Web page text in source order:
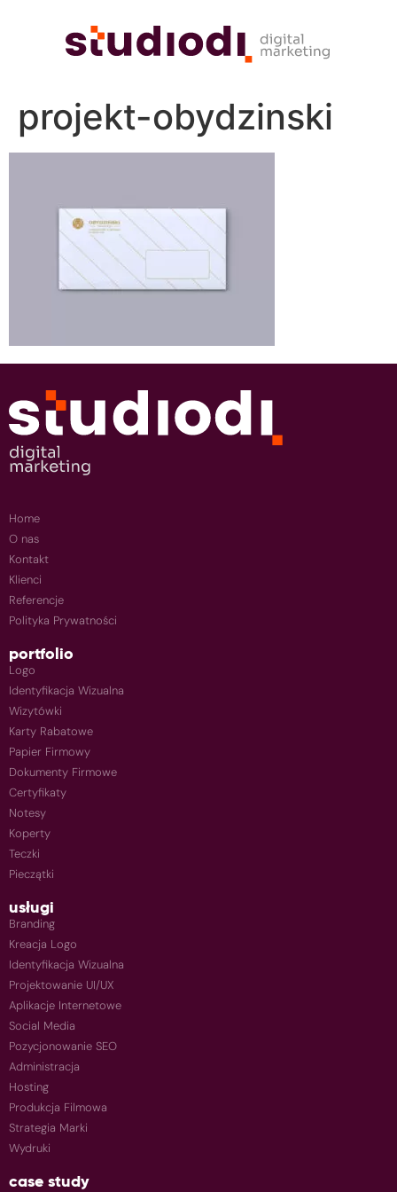
projekt-obydzinski
Home
O nas
Kontakt
Klienci
Referencje
Polityka Prywatności
portfolio
Logo
Identyfikacja Wizualna
Wizytówki
Karty Rabatowe
Papier Firmowy
Dokumenty Firmowe
Certyfikaty
Notesy
Koperty
Teczki
Pieczątki
usługi
Branding
Kreacja Logo
Identyfikacja Wizualna
Projektowanie UI/UX
Aplikacje Internetowe
Social Media
Pozycjonowanie SEO
Administracja
Hosting
Produkcja Filmowa
Strategia Marki
Wydruki
case study